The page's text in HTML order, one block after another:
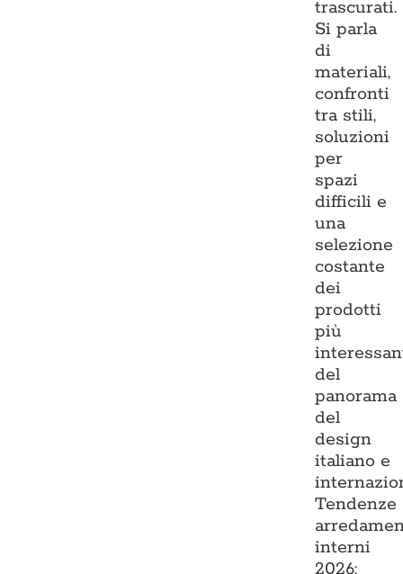
trascurati.
Si parla
di
materiali,
confronti
tra stili,
soluzioni
per
spazi
difficili e
una
selezione
costante
dei
prodotti
più
del
panorama
del
design
italiano e
Tendenze
interni
2026: